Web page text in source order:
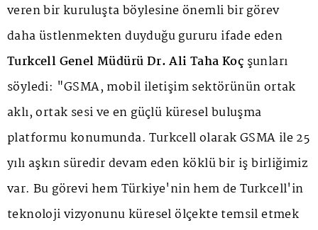
veren bir kuruluşta böylesine önemli bir görev
daha üstlenmekten duyduğu gururu ifade eden
Turkcell Genel Müdürü Dr. Ali Taha Koç şunları
söyledi: "GSMA, mobil iletişim sektörünün ortak
aklı, ortak sesi ve en güçlü küresel buluşma
platformu konumunda. Turkcell olarak GSMA ile 25
yılı aşkın süredir devam eden köklü bir iş birliğimiz
var. Bu görevi hem Türkiye'nin hem de Turkcell'in
teknoloji vizyonunu küresel ölçekte temsil etmek